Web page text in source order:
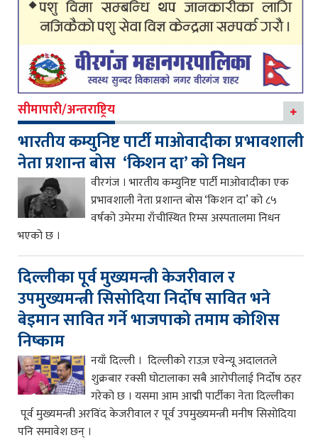
सीमापारी/अन्तराष्ट्रिय
भारतीय कम्युनिष्ट पार्टी माओवादीका प्रभावशाली
नेता प्रशान्त बोस ‘किशन दा’ को निधन
वीरगंज । भारतीय कम्युनिष्ट पार्टी माओवादीका एक
प्रभावशाली नेता प्रशान्त बोस ‘किशन दा’ को ८५
वर्षको उमेरमा राँचीस्थित रिम्स अस्पतालमा निधन
भएको छ ।
दिल्लीका पूर्व मुख्यमन्त्री केजरीवाल र
उपमुख्यमन्त्री सिसोदिया निर्दोष सावित भने
बेइमान सावित गर्ने भाजपाको तमाम कोशिस
निष्काम
नयाँ दिल्ली । दिल्लीको राउज़ एवेन्यू अदालतले
शुक्रबार रक्सी घोटालाका सबै आरोपीलाई निर्दोष ठहर
गरेको छ । यसमा आम आद्मी पार्टीका नेता दिल्लीका
पूर्व मुख्यमन्त्री अरविंद केजरीवाल र पूर्व उपमुख्यमन्त्री मनीष सिसोदिया
पनि समावेश छन् ।